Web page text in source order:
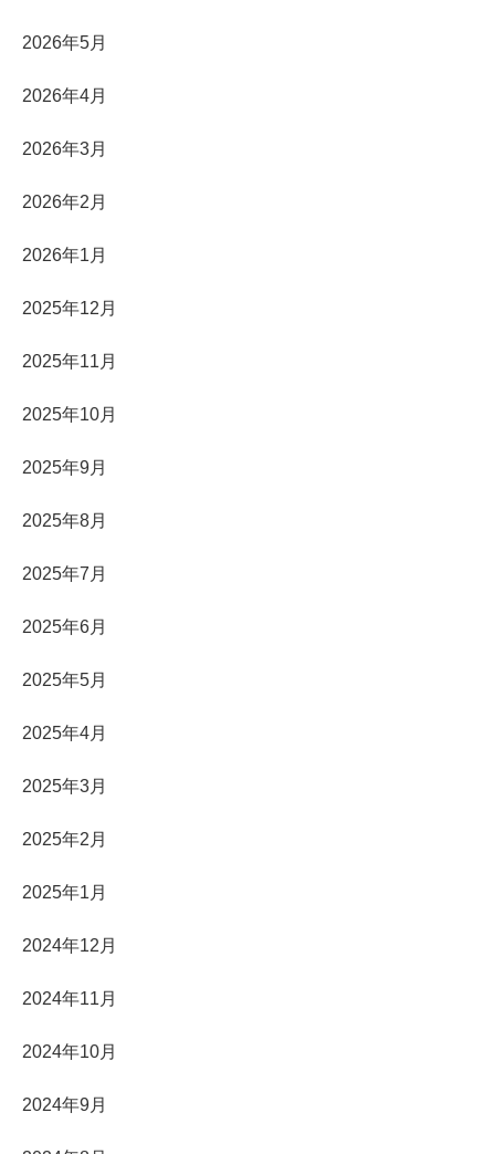
2026年5月
2026年4月
2026年3月
2026年2月
2026年1月
2025年12月
2025年11月
2025年10月
2025年9月
2025年8月
2025年7月
2025年6月
2025年5月
2025年4月
2025年3月
2025年2月
2025年1月
2024年12月
2024年11月
2024年10月
2024年9月